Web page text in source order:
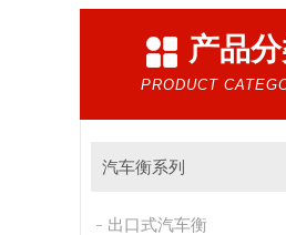
产品
PRODUCT
汽车衡系列
出口式汽车衡